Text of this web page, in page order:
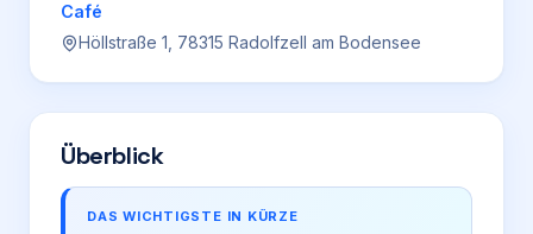
Café
Höllstraße 1, 78315 Radolfzell am Bodensee
Überblick
DAS WICHTIGSTE IN KÜRZE